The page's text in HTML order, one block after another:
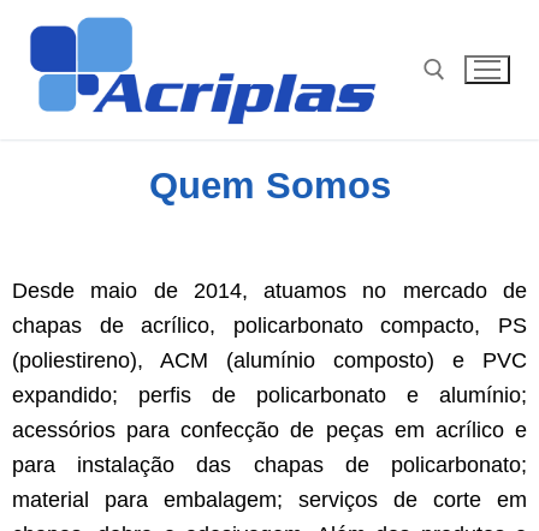
Quem Somos
Desde maio de 2014, atuamos no mercado de
chapas de acrílico, policarbonato compacto, PS
(poliestireno), ACM (alumínio composto) e PVC
expandido; perfis de policarbonato e alumínio;
acessórios para confecção de peças em acrílico e
para instalação das chapas de policarbonato;
material para embalagem; serviços de corte em